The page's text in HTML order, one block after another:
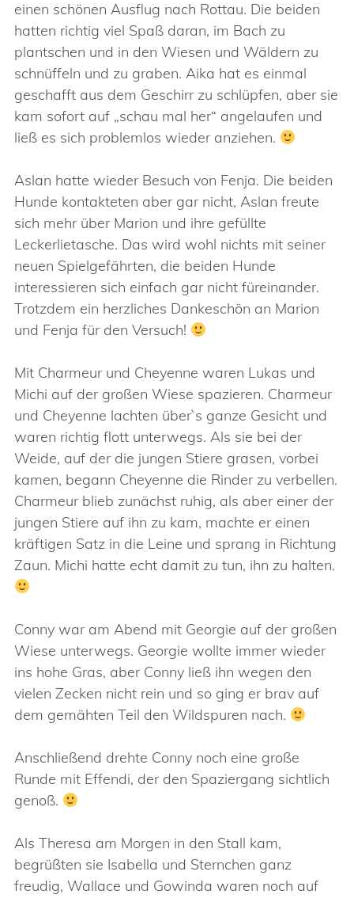
einen schönen Ausflug nach Rottau. Die beiden
hatten richtig viel Spaß daran, im Bach zu
plantschen und in den Wiesen und Wäldern zu
schnüffeln und zu graben. Aika hat es einmal
geschafft aus dem Geschirr zu schlüpfen, aber sie
kam sofort auf „schau mal her“ angelaufen und
ließ es sich problemlos wieder anziehen.
Aslan hatte wieder Besuch von Fenja. Die beiden
Hunde kontakteten aber gar nicht, Aslan freute
sich mehr über Marion und ihre gefüllte
Leckerlietasche. Das wird wohl nichts mit seiner
neuen Spielgefährten, die beiden Hunde
interessieren sich einfach gar nicht füreinander.
Trotzdem ein herzliches Dankeschön an Marion
und Fenja für den Versuch!
Mit Charmeur und Cheyenne waren Lukas und
Michi auf der großen Wiese spazieren. Charmeur
und Cheyenne lachten über`s ganze Gesicht und
waren richtig flott unterwegs. Als sie bei der
Weide, auf der die jungen Stiere grasen, vorbei
kamen, begann Cheyenne die Rinder zu verbellen.
Charmeur blieb zunächst ruhig, als aber einer der
jungen Stiere auf ihn zu kam, machte er einen
kräftigen Satz in die Leine und sprang in Richtung
Zaun. Michi hatte echt damit zu tun, ihn zu halten.
Conny war am Abend mit Georgie auf der großen
Wiese unterwegs. Georgie wollte immer wieder
ins hohe Gras, aber Conny ließ ihn wegen den
vielen Zecken nicht rein und so ging er brav auf
dem gemähten Teil den Wildspuren nach.
Anschließend drehte Conny noch eine große
Runde mit Effendi, der den Spaziergang sichtlich
genoß.
Als Theresa am Morgen in den Stall kam,
begrüßten sie Isabella und Sternchen ganz
freudig, Wallace und Gowinda waren noch auf